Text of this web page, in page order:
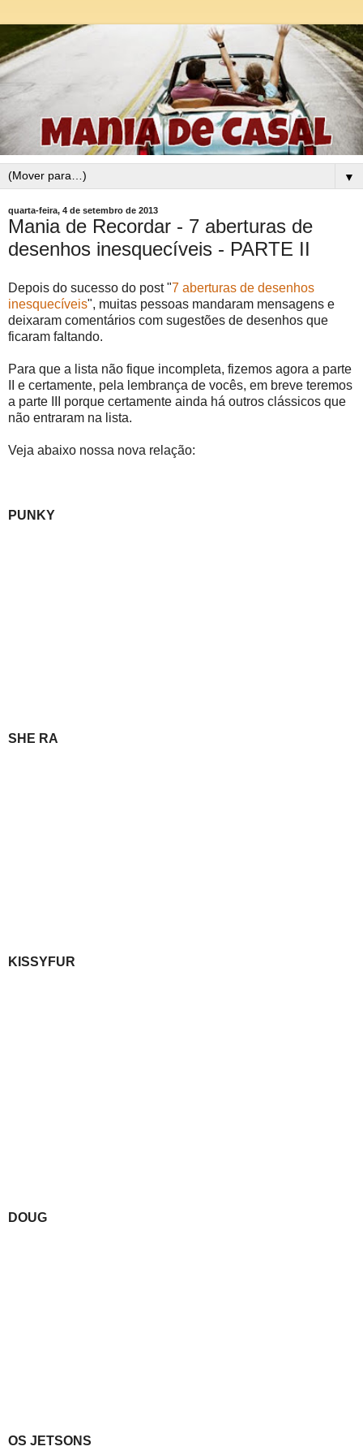
▼
quarta-feira, 4 de setembro de 2013
Mania de Recordar - 7 aberturas de
desenhos inesquecíveis - PARTE II
Depois do sucesso do post "7 aberturas de desenhos
inesquecíveis", muitas pessoas mandaram mensagens e
deixaram comentários com sugestões de desenhos que
ficaram faltando.
Para que a lista não fique incompleta, fizemos agora a parte
II e certamente, pela lembrança de vocês, em breve teremos
a parte III porque certamente ainda há outros clássicos que
não entraram na lista.
Veja abaixo nossa nova relação:
PUNKY
SHE RA
KISSYFUR
DOUG
OS JETSONS